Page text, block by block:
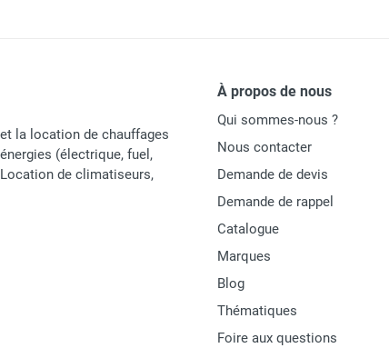
la location de chauffages
(électrique, fuel,
de climatiseurs,
À propos de nous
Qui sommes-nous ?
Nous contacter
Demande de devis
Demande de rappel
Catalogue
Marques
Blog
Thématiques
Foire aux questions